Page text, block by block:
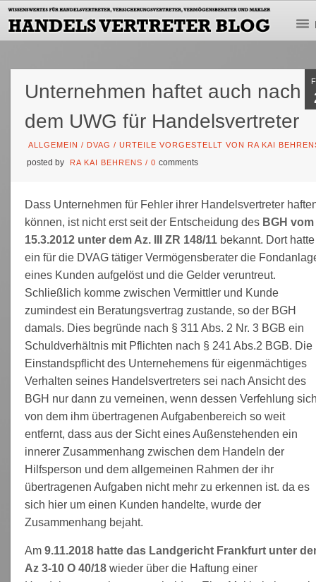
Unternehmen haftet auch nach
dem UWG für Handelsvertreter
ALLGEMEIN / DVAG /URTEILE VORGESTELLT VON RA KAI
posted by RA KAI BEHRENS /0comments
Dass Unternehmen für Fehler ihrer Handelsvertreter
können, ist nicht erst seit der Entscheidung des BGH vom
15.3.2012 unter dem Az. III ZR 148/11 bekannt. Dort hatte
ein für die DVAG tätiger Vermögensberater die
eines Kunden aufgelöst und die Gelder veruntreut.
Schließlich komme zwischen Vermittler und Kunde
zumindest ein Beratungsvertrag zustande, so der BGH
damals. Dies begründe nach § 311 Abs. 2 Nr. 3 BGB ein
Schuldverhältnis mit Pflichten nach § 241 Abs.2 BGB. Die
Einstandspflicht des Unternehemens für eigenmächtiges
Verhalten seines Handelsvertreters sei nach Ansicht des
BGH nur dann zu verneinen, wenn dessen Verfehlung
von dem ihm übertragenen Aufgabenbereich so weit
entfernt, dass aus der Sicht eines Außenstehenden ein
innerer Zusammenhang zwischen dem Handeln der
Hilfsperson und dem allgemeinen Rahmen der ihr
übertragenen Aufgaben nicht mehr zu erkennen ist. da es
sich hier um einen Kunden handelte, wurde der
Zusammenhang bejaht.
Am9.11.2018 hatte das Landgericht Frankfurt unter
Az 3-10 O 40/18 wieder über die Haftung einer